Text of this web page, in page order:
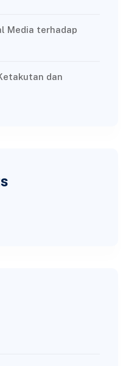
Media terhadap
dan